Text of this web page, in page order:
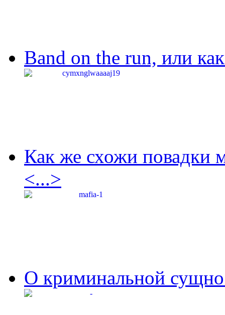
Band on the run, или
Как же схожи повадки
<...>
О криминальной